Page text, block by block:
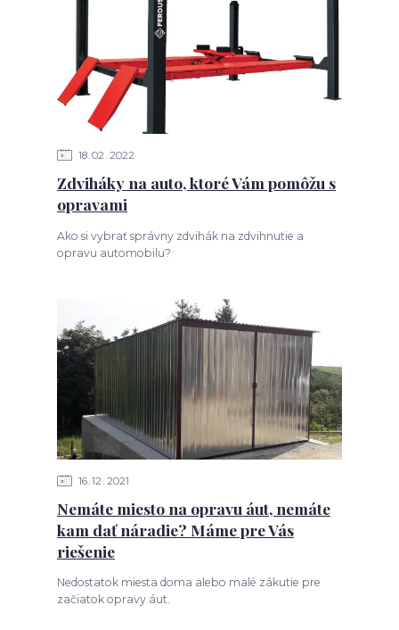
18 02 2022
Zdviháky na auto, ktoré Vám pomôžu s
opravami
Ako si vybrať správny zdvihák na zdvihnutie a
opravu automobilu?
16 12 2021
Nemáte miesto na opravu áut, nemáte
kam dať náradie? Máme pre Vás
riešenie
Nedostatok miesta doma alebo malé zákutie pre
začiatok opravy áut.